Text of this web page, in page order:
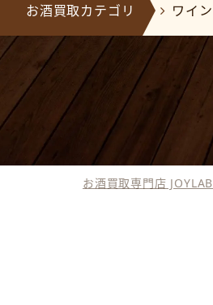
お酒買取カテゴリ ワイン
お酒買取専門店 JOYLAB